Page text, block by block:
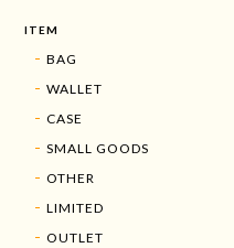
ITEM
BAG
WALLET
CASE
SMALL GOODS
OTHER
LIMITED
OUTLET